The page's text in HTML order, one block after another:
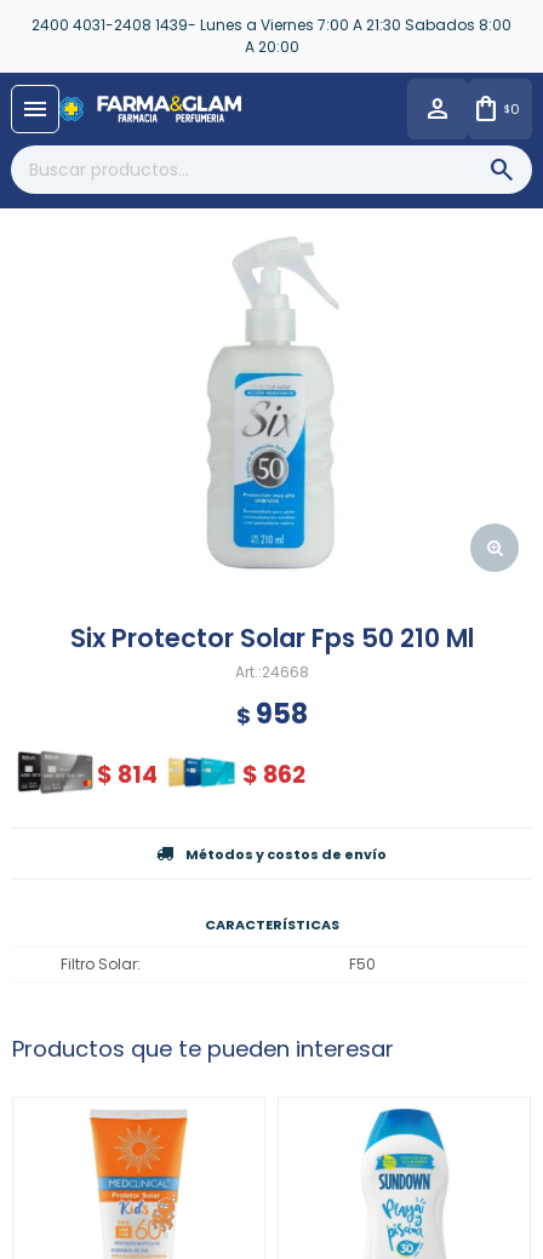
2400 4031-2408 1439- Lunes a Viernes 7:00 A 21:30 Sabados 8:00
A 20:00
menu $0
Six Protector Solar Fps 50 210 Ml
24668
$ 958
$ 814 $ 862
Métodos y costos de envío
CARACTERÍSTICAS
Filtro Solar F50
Productos que te pueden interesar